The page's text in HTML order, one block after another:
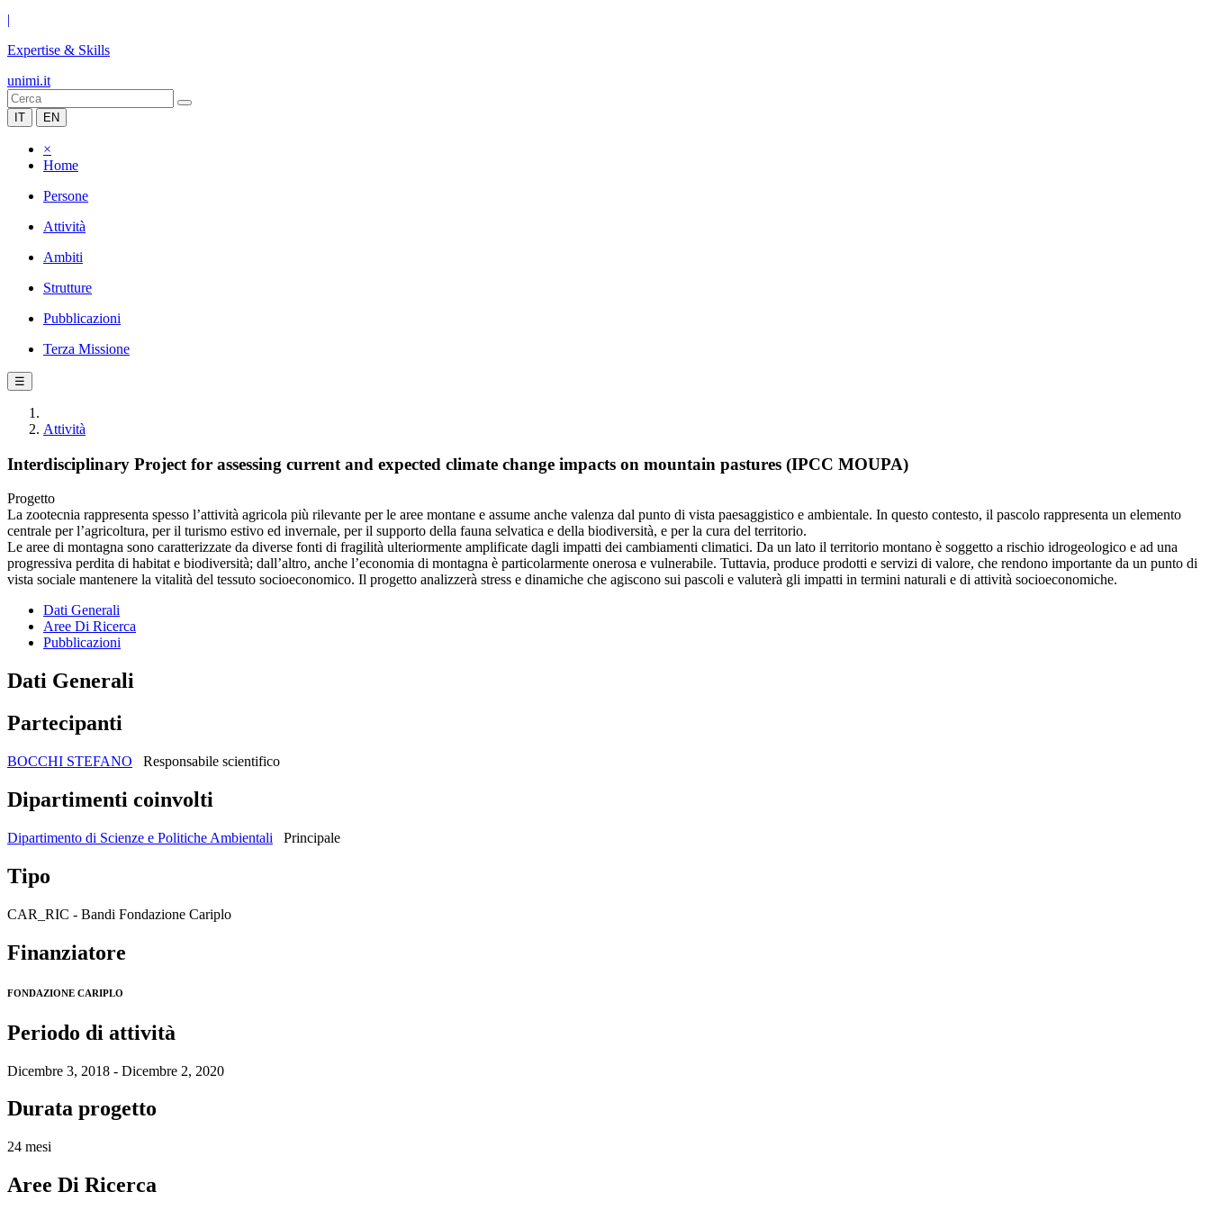
|
Expertise & Skills
unimi.it
IT EN
×
Home
Persone
Attività
Ambiti
Strutture
Pubblicazioni
Terza Missione
☰
Attività
Interdisciplinary Project for assessing current and expected climate change impacts on mountain pastures (IPCC MOUPA)
Progetto
La zootecnia rappresenta spesso l’attività agricola più rilevante per le aree montane e assume anche valenza dal punto di vista paesaggistico e ambientale. In questo contesto, il pascolo rappresenta un elemento
centrale per l’agricoltura, per il turismo estivo ed invernale, per il supporto della fauna selvatica e della biodiversità, e per la cura del territorio.
Le aree di montagna sono caratterizzate da diverse fonti di fragilità ulteriormente amplificate dagli impatti dei cambiamenti climatici. Da un lato il territorio montano è soggetto a rischio idrogeologico e ad una
progressiva perdita di habitat e biodiversità; dall’altro, anche l’economia di montagna è particolarmente onerosa e vulnerabile. Tuttavia, produce prodotti e servizi di valore, che rendono importante da un punto di
vista sociale mantenere la vitalità del tessuto socioeconomico. Il progetto analizzerà stress e dinamiche che agiscono sui pascoli e valuterà gli impatti in termini naturali e di attività socioeconomiche.
Dati Generali
Aree Di Ricerca
Pubblicazioni
Dati Generali
Partecipanti
BOCCHI STEFANO Responsabile scientifico
Dipartimenti coinvolti
Dipartimento di Scienze e Politiche Ambientali Principale
Tipo
CAR_RIC - Bandi Fondazione Cariplo
Finanziatore
FONDAZIONE CARIPLO
Periodo di attività
Dicembre 3, 2018 - Dicembre 2, 2020
Durata progetto
24 mesi
Aree Di Ricerca